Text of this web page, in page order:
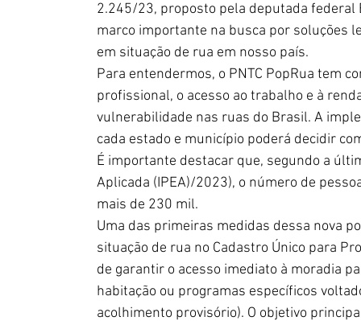
2.245/23, proposto pela deputada
marco importante na busca por soluções
em situação de rua em nosso país.
Para entendermos, o PNTC PopRua tem
profissional, o acesso ao trabalho e à
vulnerabilidade nas ruas do Brasil. A
cada estado e município poderá decidir
É importante destacar que, segundo a
Aplicada (IPEA)/2023), o número de
mais de 230 mil.
Uma das primeiras medidas dessa nova
situação de rua no Cadastro Único para
de garantir o acesso imediato à moradia
habitação ou programas específicos
acolhimento provisório). O objetivo